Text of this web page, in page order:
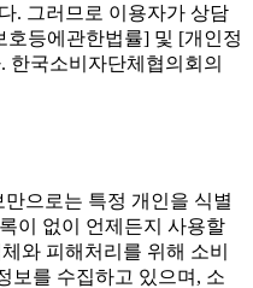
. 그러므로 이용자가 상담
등에관한법률] 및 [개인정
한국소비자단체협의회의
으로는 특정 개인을 식별
이 없이 언제든지 사용할
와 피해처리를 위해 소비
보를 수집하고 있으며, 소